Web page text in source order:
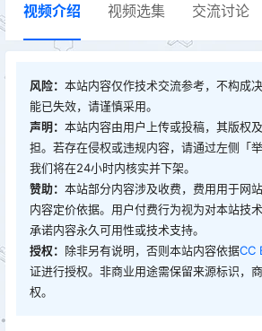
视频介绍 视频选集 交流讨论
风险： 本站内容仅作技术交流参考，不构成
能已失效，请谨慎采用。
声明： 本站内容由用户上传或投稿，其版权
担。若存在侵权或违规内容，请通过左侧「
我们将在24小时内核实并下架。
赞助： 本站部分内容涉及收费，费用用于网
内容定价依据。用户付费行为视为对本站技
承诺内容永久可用性或技术支持。
授权： 除非另有说明，否则本站内容依据CC
证进行授权。非商业用途需保留来源标识，
权。